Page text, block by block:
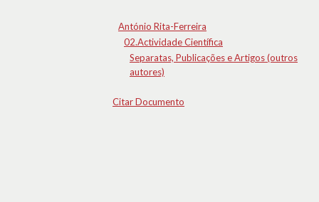
António Rita-Ferreira
02.Actividade Científica
Separatas, Publicações e Artigos (outros
autores)
Citar Documento